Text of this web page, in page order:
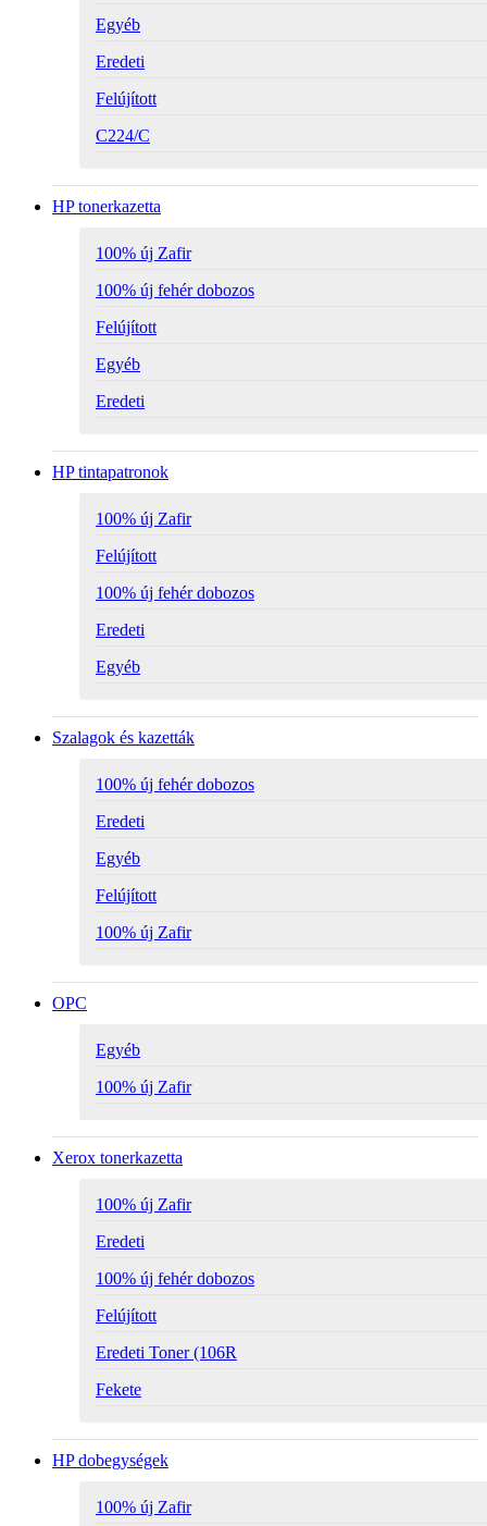
Egyéb
Eredeti
Felújított
C224/C
HP tonerkazetta
100% új Zafir
100% új fehér dobozos
Felújított
Egyéb
Eredeti
HP tintapatronok
100% új Zafir
Felújított
100% új fehér dobozos
Eredeti
Egyéb
Szalagok és kazetták
100% új fehér dobozos
Eredeti
Egyéb
Felújított
100% új Zafir
OPC
Egyéb
100% új Zafir
Xerox tonerkazetta
100% új Zafir
Eredeti
100% új fehér dobozos
Felújított
Eredeti Toner (106R
Fekete
HP dobegységek
100% új Zafir